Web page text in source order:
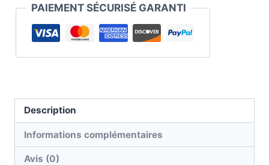
PAIEMENT SÉCURISÉ GARANTI
Description
Informations complémentaires
Avis (0)